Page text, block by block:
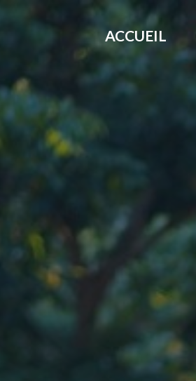
ACCUEIL